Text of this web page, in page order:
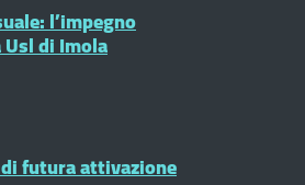
l’impegno
di Imola
futura attivazione